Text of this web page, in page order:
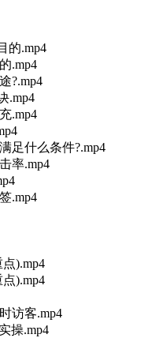
的.mp4
.mp4
?.mp4
.mp4
.mp4
足什么条件?.mp4
率.mp4
.mp4
).mp4
).mp4
访客.mp4
操.mp4